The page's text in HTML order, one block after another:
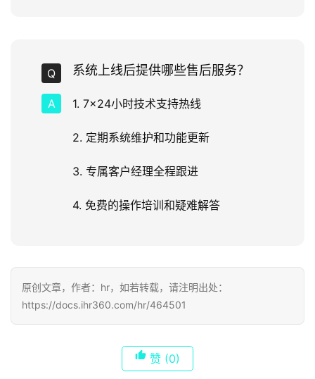
系统上线后提供哪些售后服务？
1. 7×24小时技术支持热线
2. 定期系统维护和功能更新
3. 专属客户经理全程跟进
4. 免费的操作培训和疑难解答
原创文章，作者：hr，如若转载，请注明出处：
https://docs.ihr360.com/hr/464501
赞 (0)